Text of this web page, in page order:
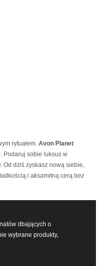
rytuałem. Avon Planet
Podaruj sobie luksus w
Od dziś zyskasz nową siebie,
i aksamitną cerą bez
dbających o
wybrane produkty,